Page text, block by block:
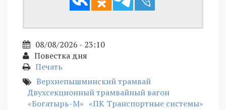
08/08/2026 - 23:10
Повестка дня
Печать
Верхнепышминский трамвай
Двухсекционный трамвайный вагон
«Богатырь-М» «ПК Транспортные системы»